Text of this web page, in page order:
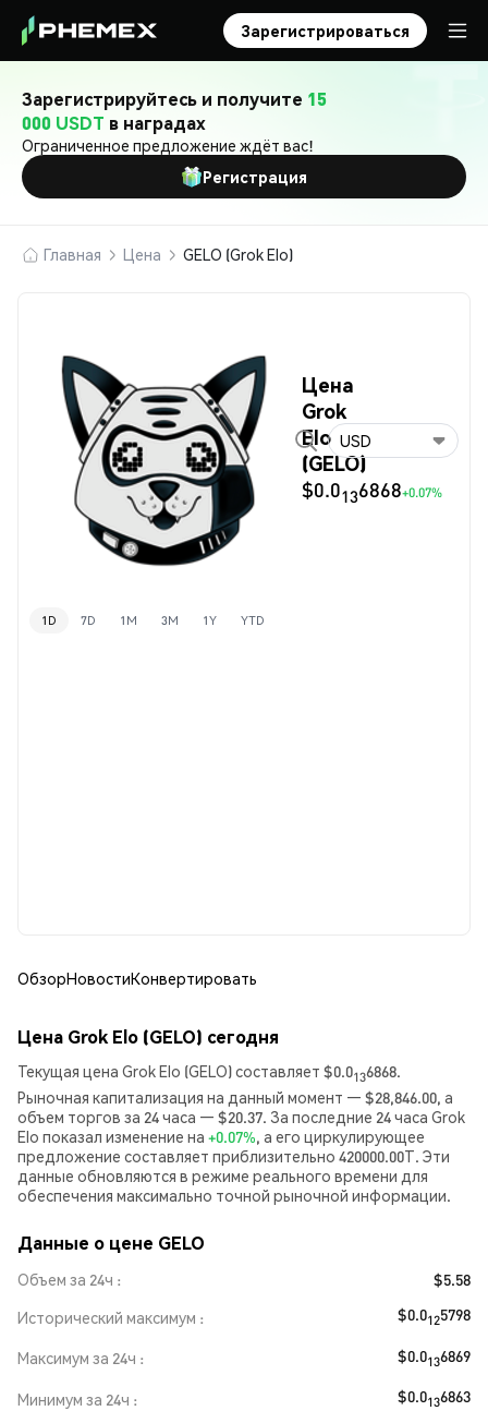
Зарегистрироваться
Зарегистрируйтесь и получите 15
000 USDT в наградах
Ограниченное предложение ждёт вас!
Регистрация
Главная Цена GELO (Grok Elo)
Цена
Grok
Elo
(GELO)
$0.0136868+0.07%
USD
1D 7D 1M 3M 1Y YTD
ОбзорНовостиКонвертировать
Цена Grok Elo (GELO) сегодня
Текущая цена Grok Elo (GELO) составляет $0.0136868.
Рыночная капитализация на данный момент — $28,846.00, а
объем торгов за 24 часа — $20.37. За последние 24 часа Grok
Elo показал изменение на +0.07%, а его циркулирующее
предложение составляет приблизительно 420000.00T. Эти
данные обновляются в режиме реального времени для
обеспечения максимально точной рыночной информации.
Данные о цене GELO
Объем за 24ч
$5.58
Исторический максимум
$0.0125798
Максимум за 24ч $0.0136869
Минимум за 24ч $0.0136863